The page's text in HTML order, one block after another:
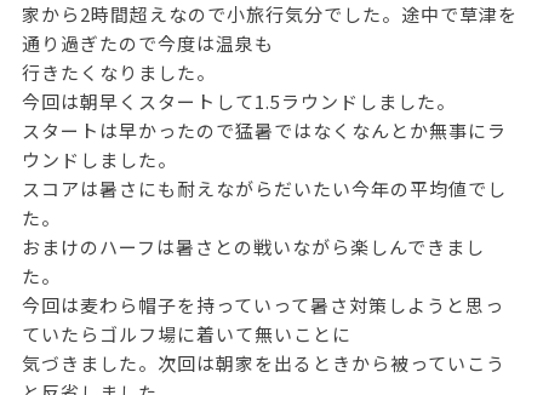
家から2時間超えなので小旅行気分でした。途中で草津を
通り過ぎたので今度は温泉も
行きたくなりました。
今回は朝早くスタートして1.5ラウンドしました。
スタートは早かったので猛暑ではなくなんとか無事にラ
ウンドしました。
スコアは暑さにも耐えながらだいたい今年の平均値でし
た。
おまけのハーフは暑さとの戦いながら楽しんできまし
た。
今回は麦わら帽子を持っていって暑さ対策しようと思っ
ていたらゴルフ場に着いて無いことに
気づきました。次回は朝家を出るときから被っていこう